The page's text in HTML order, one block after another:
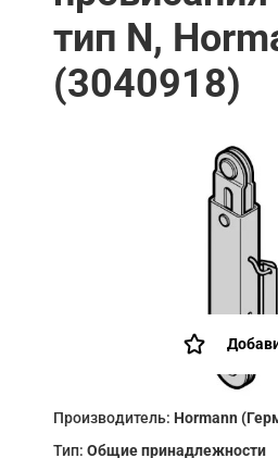
тип N,
(3040918)
Производитель: Hormann
Тип: Общие принадлежности